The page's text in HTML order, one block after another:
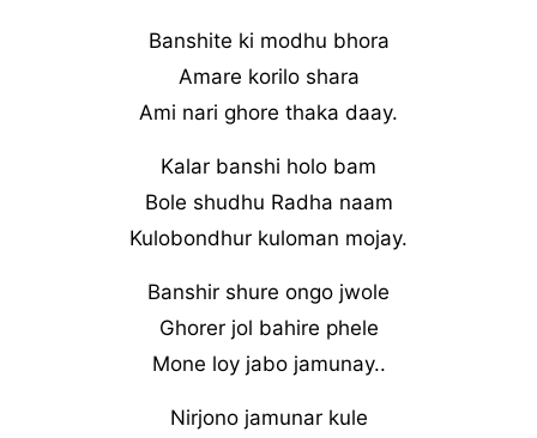
Banshite ki modhu bhora
Amare korilo shara
Ami nari ghore thaka daay.
Kalar banshi holo bam
Bole shudhu Radha naam
Kulobondhur kuloman mojay.
Banshir shure ongo jwole
Ghorer jol bahire phele
Mone loy jabo jamunay..
Nirjono jamunar kule